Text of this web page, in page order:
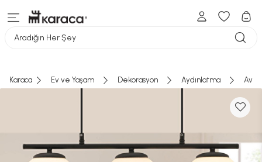
Aradığın Her Şey
Karaca Ev ve Yaşam Dekorasyon Aydınlatma